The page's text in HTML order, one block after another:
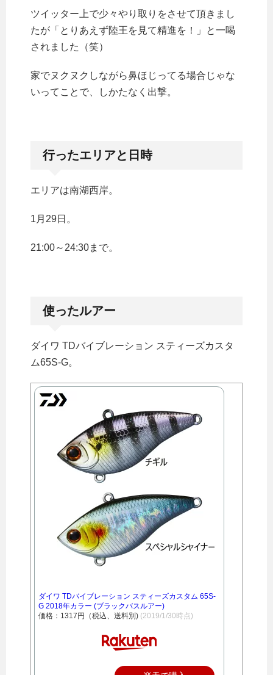
ツイッター上で少々やり取りをさせて頂きまし
たが「とりあえず陸王を見て精進を！」と一喝
されました（笑）
家でヌクヌクしながら鼻ほじってる場合じゃな
いってことで、しかたなく出撃。
行ったエリアと日時
エリアは南湖西岸。
1月29日。
21:00～24:30まで。
使ったルアー
ダイワ TDバイブレーション スティーズカスタ
ム65S-G。
ダイワ TDバイブレーション スティーズカスタム 65S-
G 2018年カラー (ブラックバスルアー)
価格：1317円（税込、送料別) (2019/1/30時点)